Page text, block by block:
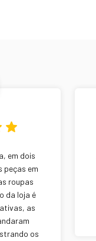
em dois
peças em
roupas
da loja é
as
os